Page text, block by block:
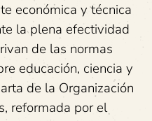
económica y técnica
la plena efectividad
de las normas
educación, ciencia y
de la Organización
reformada por el